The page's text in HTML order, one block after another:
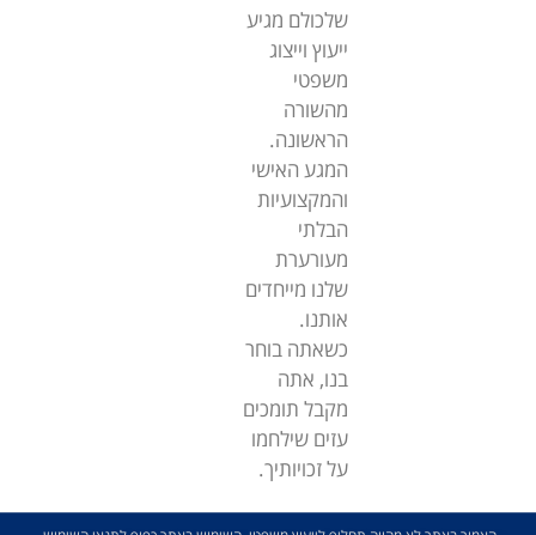
שלכולם מגיע
ייעוץ וייצוג
משפטי
מהשורה
הראשונה.
המגע האישי
והמקצועיות
הבלתי
מעורערת
שלנו מייחדים
אותנו.
כשאתה בוחר
בנו, אתה
מקבל תומכים
עזים שילחמו
על זכויותיך.